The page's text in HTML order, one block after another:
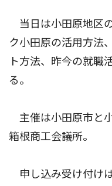
当日は小田原地区
ク小田原の活用方法
ト方法、昨今の就職
る。
主催は小田原市と
箱根商工会議所。
申し込み受け付け